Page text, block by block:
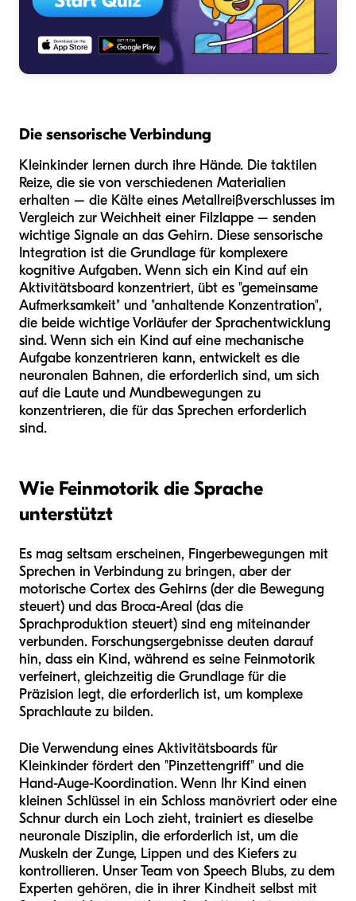
Die sensorische Verbindung
Kleinkinder lernen durch ihre Hände. Die taktilen
Reize, die sie von verschiedenen Materialien
erhalten – die Kälte eines Metallreißverschlusses im
Vergleich zur Weichheit einer Filzlappe – senden
wichtige Signale an das Gehirn. Diese sensorische
Integration ist die Grundlage für komplexere
kognitive Aufgaben. Wenn sich ein Kind auf ein
Aktivitätsboard konzentriert, übt es "gemeinsame
Aufmerksamkeit" und "anhaltende Konzentration",
die beide wichtige Vorläufer der Sprachentwicklung
sind. Wenn sich ein Kind auf eine mechanische
Aufgabe konzentrieren kann, entwickelt es die
neuronalen Bahnen, die erforderlich sind, um sich
auf die Laute und Mundbewegungen zu
konzentrieren, die für das Sprechen erforderlich
sind.
Wie Feinmotorik die Sprache
unterstützt
Es mag seltsam erscheinen, Fingerbewegungen mit
Sprechen in Verbindung zu bringen, aber der
motorische Cortex des Gehirns (der die Bewegung
steuert) und das Broca-Areal (das die
Sprachproduktion steuert) sind eng miteinander
verbunden. Forschungsergebnisse deuten darauf
hin, dass ein Kind, während es seine Feinmotorik
verfeinert, gleichzeitig die Grundlage für die
Präzision legt, die erforderlich ist, um komplexe
Sprachlaute zu bilden.
Die Verwendung eines Aktivitätsboards für
Kleinkinder fördert den "Pinzettengriff" und die
Hand-Auge-Koordination. Wenn Ihr Kind einen
kleinen Schlüssel in ein Schloss manövriert oder eine
Schnur durch ein Loch zieht, trainiert es dieselbe
neuronale Disziplin, die erforderlich ist, um die
Muskeln der Zunge, Lippen und des Kiefers zu
kontrollieren. Unser Team von Speech Blubs, zu dem
Experten gehören, die in ihrer Kindheit selbst mit